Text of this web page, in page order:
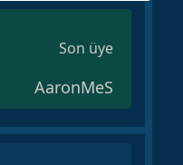
Son üye
AaronMeS